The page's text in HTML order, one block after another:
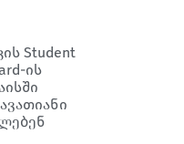
Student
ის